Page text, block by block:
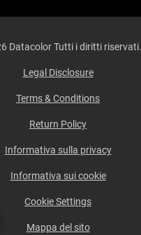
Datacolor Tutti i diritti riservati.
Legal Disclosure
Terms & Conditions
Return Policy
Informativa sulla privacy
Informativa sui cookie
Cookie Settings
Mappa del sito